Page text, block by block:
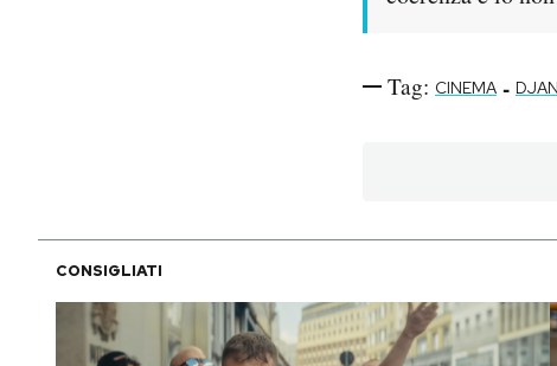
CALENDARIO
AREA PERSONALE
Tag: CINEMA -
CONSIGLIATI